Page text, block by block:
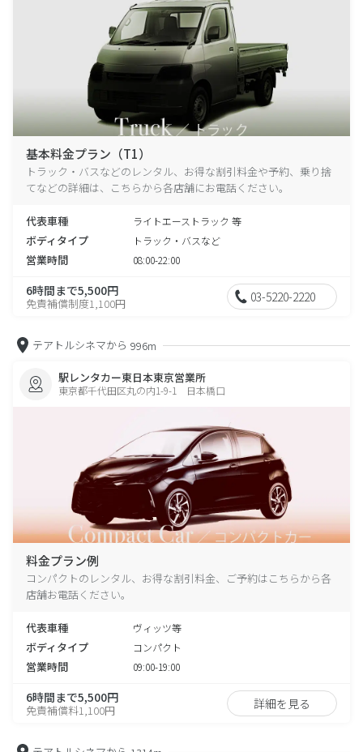
基本料金プラン（T1）
トラック・バスなどのレンタル、お得な割引料金や予約、乗り捨
てなどの詳細は、こちらから各店舗にお電話ください。
代表車種 ライトエーストラック 等
ボディタイプ トラック・バスなど
営業時間 08:00-22:00
6時間まで5,500円
免責補償制度1,100円 03-5220-2220
テアトルシネマから 996m
駅レンタカー東日本東京営業所
東京都千代田区丸の内1-9-1 日本橋口
料金プラン例
コンパクトのレンタル、お得な割引料金、ご予約はこちらから各
店舗お電話ください。
代表車種 ヴィッツ等
ボディタイプ コンパクト
営業時間 09:00-19:00
6時間まで5,500円
免責補償料1,100円 詳細を見る